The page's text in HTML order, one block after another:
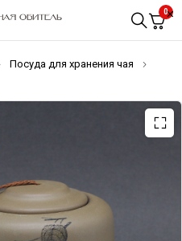
0
Посуда для хранения чая